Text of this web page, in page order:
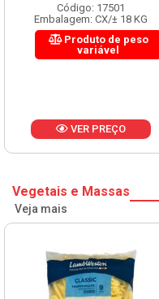
Código: 17501
Embalagem: CX/± 18 KG
Produto de peso
variável
VER PREÇO
Vegetais e Massas
Veja mais